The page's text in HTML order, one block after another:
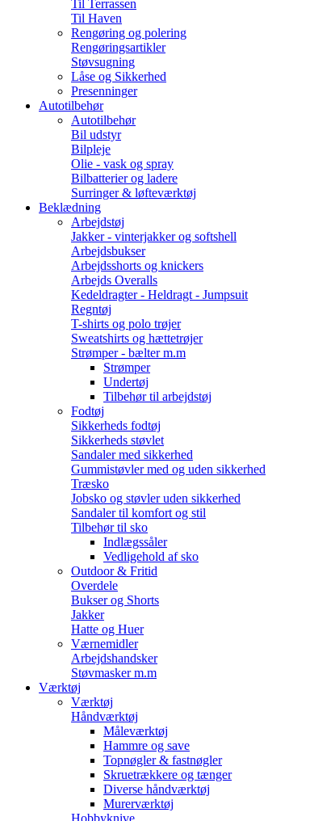
Til Terrassen
Til Haven
Rengøring og polering
Rengøringsartikler
Støvsugning
Låse og Sikkerhed
Presenninger
Autotilbehør
Autotilbehør
Bil udstyr
Bilpleje
Olie - vask og spray
Bilbatterier og ladere
Surringer & løfteværktøj
Beklædning
Arbejdstøj
Jakker - vinterjakker og softshell
Arbejdsbukser
Arbejdsshorts og knickers
Arbejds Overalls
Kedeldragter - Heldragt - Jumpsuit
Regntøj
T-shirts og polo trøjer
Sweatshirts og hættetrøjer
Strømper - bælter m.m
Strømper
Undertøj
Tilbehør til arbejdstøj
Fodtøj
Sikkerheds fodtøj
Sikkerheds støvlet
Sandaler med sikkerhed
Gummistøvler med og uden sikkerhed
Træsko
Jobsko og støvler uden sikkerhed
Sandaler til komfort og stil
Tilbehør til sko
Indlægssåler
Vedligehold af sko
Outdoor & Fritid
Overdele
Bukser og Shorts
Jakker
Hatte og Huer
Værnemidler
Arbejdshandsker
Støvmasker m.m
Værktøj
Værktøj
Håndværktøj
Måleværktøj
Hammre og save
Topnøgler & fastnøgler
Skruetrækkere og tænger
Diverse håndværktøj
Murerværktøj
Hobbyknive